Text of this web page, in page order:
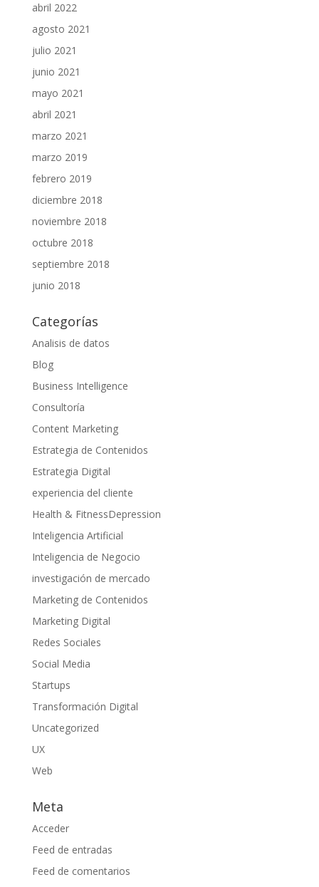
abril 2022
agosto 2021
julio 2021
junio 2021
mayo 2021
abril 2021
marzo 2021
marzo 2019
febrero 2019
diciembre 2018
noviembre 2018
octubre 2018
septiembre 2018
junio 2018
Categorías
Analisis de datos
Blog
Business Intelligence
Consultoría
Content Marketing
Estrategia de Contenidos
Estrategia Digital
experiencia del cliente
Health & FitnessDepression
Inteligencia Artificial
Inteligencia de Negocio
investigación de mercado
Marketing de Contenidos
Marketing Digital
Redes Sociales
Social Media
Startups
Transformación Digital
Uncategorized
UX
Web
Meta
Acceder
Feed de entradas
Feed de comentarios